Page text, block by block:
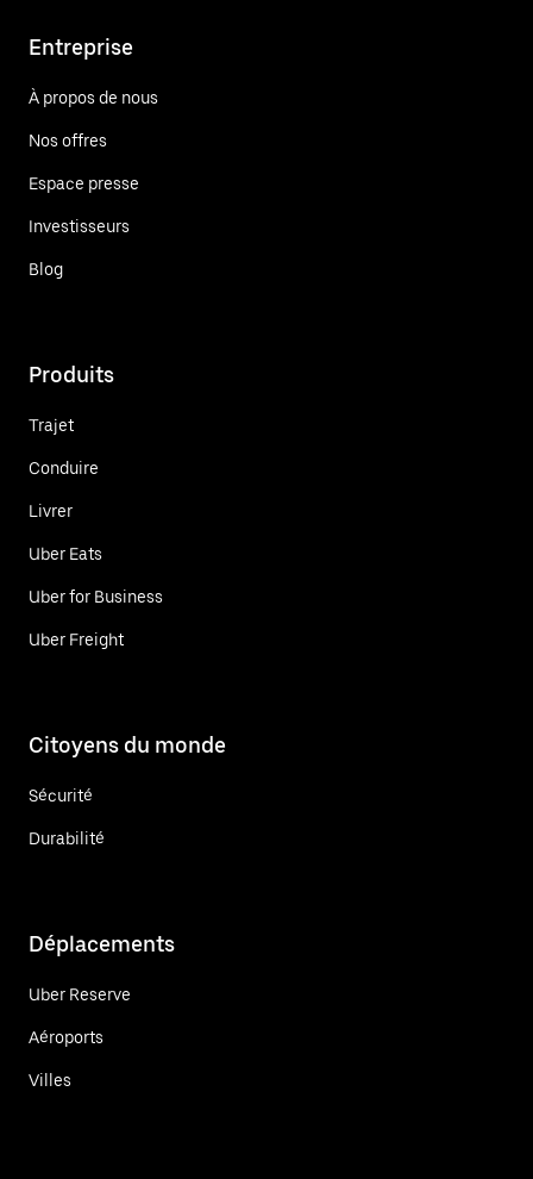
Entreprise
À propos de nous
Nos offres
Espace presse
Investisseurs
Blog
Produits
Trajet
Conduire
Livrer
Uber Eats
Uber for Business
Uber Freight
Citoyens du monde
Sécurité
Durabilité
Déplacements
Uber Reserve
Aéroports
Villes